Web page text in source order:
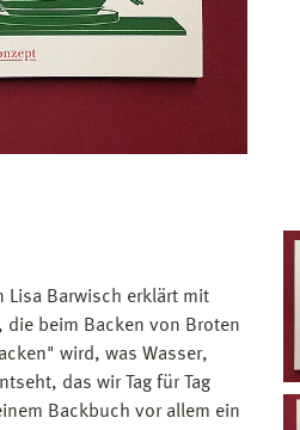
Lisa Barwisch erklärt mit
die beim Backen von Broten
wird, was Wasser,
das wir Tag für Tag
Backbuch vor allem ein